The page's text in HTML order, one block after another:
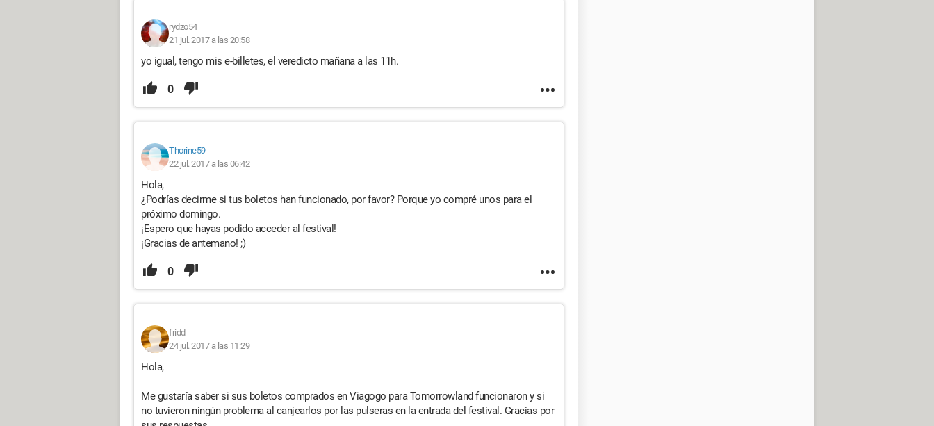
rydzo54
21 jul. 2017 a las 20:58
yo igual, tengo mis e-billetes, el veredicto mañana a las 11h.
0
Thorine59
22 jul. 2017 a las 06:42
Hola,
¿Podrías decirme si tus boletos han funcionado, por favor? Porque yo compré unos para el
próximo domingo.
¡Espero que hayas podido acceder al festival!
¡Gracias de antemano! ;)
0
fridd
24 jul. 2017 a las 11:29
Hola,
Me gustaría saber si sus boletos comprados en Viagogo para Tomorrowland funcionaron y si
no tuvieron ningún problema al canjearlos por las pulseras en la entrada del festival. Gracias por